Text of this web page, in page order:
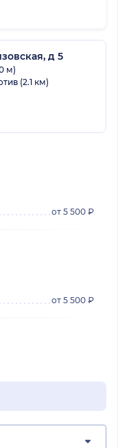
д 5
м)
(2.1 км)
от 5 500 ₽
от 5 500 ₽